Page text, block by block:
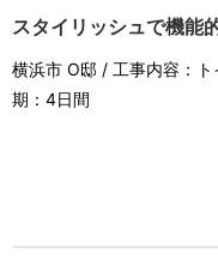
スタイリッシュで機能
横浜市 O邸 / 工事内容：
期：4日間